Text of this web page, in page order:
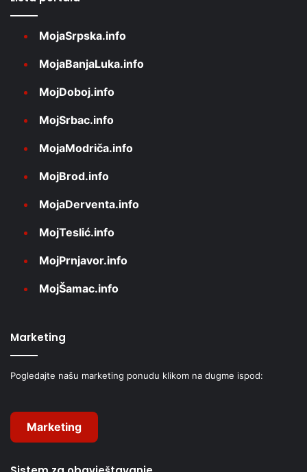
MojaSrpska.info
MojaBanjaLuka.info
MojDoboj.info
MojSrbac.info
MojaModriča.info
MojBrod.info
MojaDerventa.info
MojTeslić.info
MojPrnjavor.info
MojŠamac.info
Marketing
Pogledajte našu marketing ponudu klikom na dugme ispod:
Marketing